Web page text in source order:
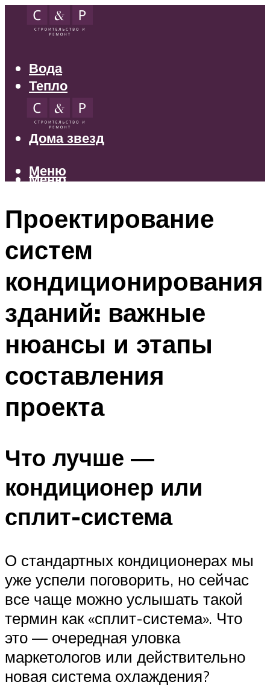
Вода
Тепло
Электрика
Свет
Дома звезд
Меню
Меню
Проектирование
систем
кондиционирования
зданий: важные
нюансы и этапы
составления
проекта
Что лучше —
кондиционер или
сплит-система
О стандартных кондиционерах мы
уже успели поговорить, но сейчас
все чаще можно услышать такой
термин как «сплит-система». Что
это — очередная уловка
маркетологов или действительно
новая система охлаждения?